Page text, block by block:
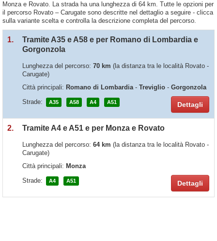
Monza e Rovato. La strada ha una lunghezza di 64 km. Tutte le opzioni per
il percorso Rovato – Carugate sono descritte nel dettaglio a seguire - clicca
sulla variante scelta e controlla la descrizione completa del percorso.
1.
Tramite A35 e A58 e per Romano di Lombardia e
Gorgonzola
Lunghezza del percorso: 70 km (la distanza tra le località Rovato -
Carugate)
Città principali: Romano di Lombardia- Treviglio - Gorgonzola
Strade:
A35 A58 A4 A51 Dettagli
2. Tramite A4 e A51 e per Monza e Rovato
Lunghezza del percorso: 64 km (la distanza tra le località Rovato -
Carugate)
Città principali: Monza
Strade:
A4 A51 Dettagli